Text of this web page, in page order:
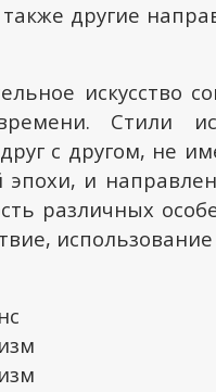
также другие
искусство
Стили
с другом, не
эпохи, и
различных